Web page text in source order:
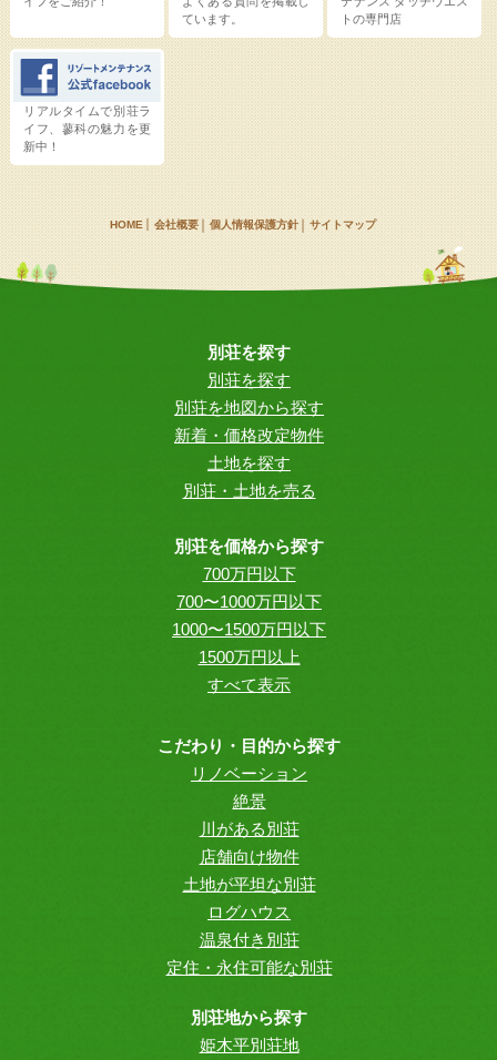
ています。
トの専門店
リアルタイムで別荘ラ
イフ、蓼科の魅力を更
新中！
HOME 会社概要 個人情報保護方針 サイトマップ
別荘を探す
別荘を探す
別荘を地図から探す
新着・価格改定物件
土地を探す
別荘・土地を売る
別荘を価格から探す
700万円以下
700〜1000万円以下
1000〜1500万円以下
1500万円以上
すべて表示
こだわり・目的から探す
リノベーション
絶景
川がある別荘
店舗向け物件
土地が平坦な別荘
ログハウス
温泉付き別荘
定住・永住可能な別荘
別荘地から探す
姫木平別荘地